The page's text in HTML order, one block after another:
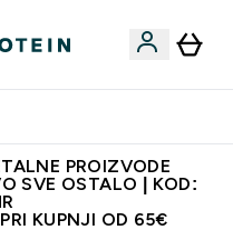
PROIZVODE
SVE OSTALO | KOD:
KUPNJI OD 65€